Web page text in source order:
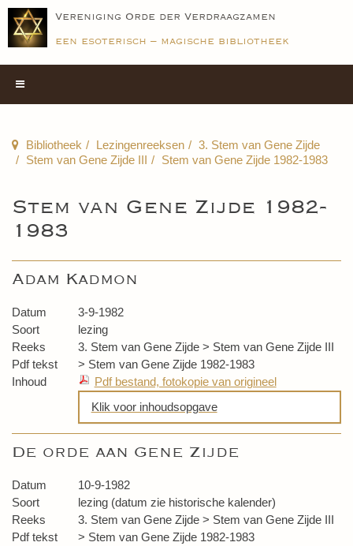
Vereniging Orde der Verdraagzamen
een esoterisch – magische bibliotheek
Bibliotheek Lezingenreeksen
3. Stem van Gene Zijde
Stem van Gene Zijde III
Stem van Gene Zijde 1982-1983
Stem van Gene Zijde 1982-
1983
Adam Kadmon
Datum
3-9-1982
Soort
lezing
Reeks
3. Stem van Gene Zijde > Stem van Gene Zijde III
> Stem van Gene Zijde 1982-1983
Pdf tekst
Pdf bestand, fotokopie van origineel
Inhoud
Klik voor inhoudsopgave
Adam Kadmon
Werken met de pendel
De vrije mens
De orde aan Gene Zijde
Datum
10-9-1982
Soort
lezing (datum zie historische kalender)
Reeks
3. Stem van Gene Zijde > Stem van Gene Zijde III
> Stem van Gene Zijde 1982-1983
Pdf tekst